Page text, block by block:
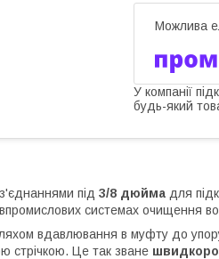
У компанії
будь-який
під 3/8 дюйма для
системах очищення
вдавлювання в муфту до
стрічкою. Це так зване